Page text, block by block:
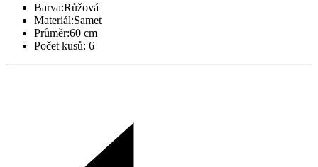
Barva:Růžová
Materiál:Samet
Průměr:60 cm
Počet kusů: 6